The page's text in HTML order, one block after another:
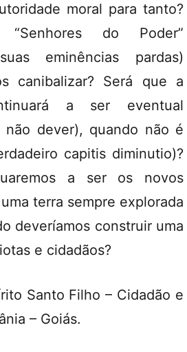
moral para tanto?
do Poder”
eminências pardas)
canibalizar? Será que a
a ser eventual
dever), quando não é
capitis diminutio)?
a ser os novos
terra sempre explorada
deveríamos construir uma
e cidadãos?
Santo Filho – Cidadão e
– Goiás.